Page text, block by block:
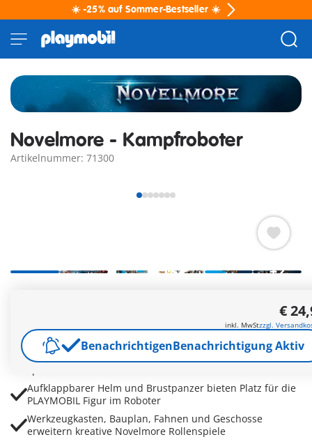
☀️ -25% auf Sommer-Bestseller ☀️
Novelmore - Kampfroboter
Artikelnummer: 71300
+2
Bewegliche Arme, Beine, Füße und drehbare Hände
sorgen für dynamische Action-Szenen
Mit mächtigem Schwert und funktionsfähiger Kanone für
Aufklappbarer Helm und Brustpanzer bieten Platz für die
PLAYMOBIL Figur im Roboter
Werkzeugkasten, Bauplan, Fahnen und Geschosse
erweitern kreative Novelmore Rollenspiele
€
inkl. MwStzzgl.
BenachrichtigenBenachrichtigung Aktiv